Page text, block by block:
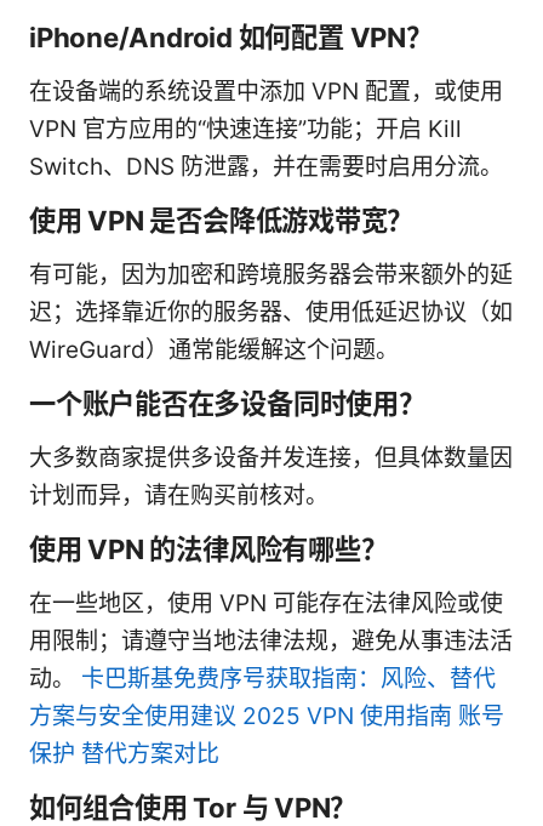
iPhone/Android 如何配置 VPN？
在设备端的系统设置中添加 VPN 配置，或使用
VPN 官方应用的“快速连接”功能；开启 Kill
Switch、DNS 防泄露，并在需要时启用分流。
使用 VPN 是否会降低游戏带宽？
有可能，因为加密和跨境服务器会带来额外的延
迟；选择靠近你的服务器、使用低延迟协议（如
WireGuard）通常能缓解这个问题。
一个账户能否在多设备同时使用？
大多数商家提供多设备并发连接，但具体数量因
计划而异，请在购买前核对。
使用 VPN 的法律风险有哪些？
在一些地区，使用 VPN 可能存在法律风险或使
用限制；请遵守当地法律法规，避免从事违法活
动。 卡巴斯基免费序号获取指南：风险、替代
方案与安全使用建议 2025 VPN 使用指南 账号
保护 替代方案对比
如何组合使用 Tor 与 VPN？